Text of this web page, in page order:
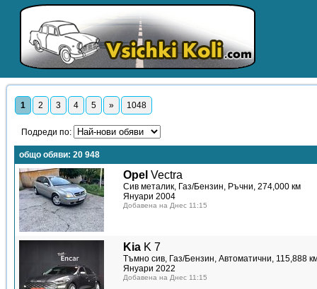
1 2 3 4 5 » 1048
Подреди по:
общо обяви: 20 948
Opel Vectra
Сив металик, Газ/Бензин, Ръчни, 274,000 км
Януари 2004
Добавена на Днес 11:15
Kia K 7
Тъмно сив, Газ/Бензин, Автоматични, 115,888
Януари 2022
Добавена на Днес 11:15